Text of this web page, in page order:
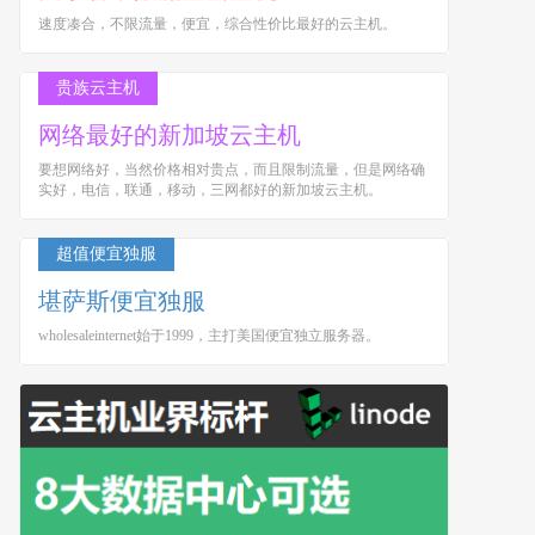
速度凑合，不限流量，便宜，综合性价比最好的云主机。
贵族云主机
网络最好的新加坡云主机
要想网络好，当然价格相对贵点，而且限制流量，但是网络确
实好，电信，联通，移动，三网都好的新加坡云主机。
超值便宜独服
堪萨斯便宜独服
wholesaleinternet始于1999，主打美国便宜独立服务器。